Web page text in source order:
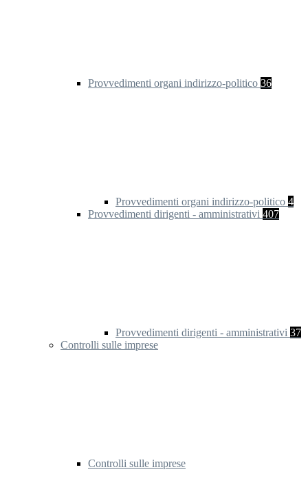
Provvedimenti organi indirizzo-politico 36
Provvedimenti organi indirizzo-politico 4
Provvedimenti dirigenti - amministrativi 407
Provvedimenti dirigenti - amministrativi 37
Controlli sulle imprese
Controlli sulle imprese